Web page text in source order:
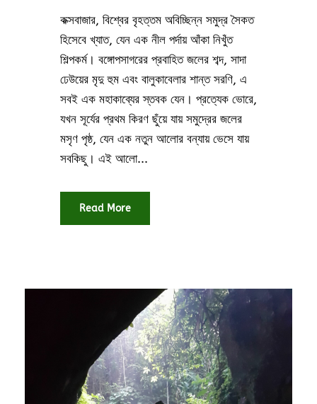
কক্সবাজার, বিশ্বের বৃহত্তম অবিচ্ছিন্ন সমুদ্র সৈকত
হিসেবে খ্যাত, যেন এক নীল পর্দায় আঁকা নিখুঁত
শিল্পকর্ম। বঙ্গোপসাগরের প্রবাহিত জলের শব্দ, সাদা
ঢেউয়ের মৃদু হুম এবং বালুকাবেলার শান্ত সরণি, এ
সবই এক মহাকাব্যের স্তবক যেন। প্রত্যেক ভোরে,
যখন সূর্যের প্রথম কিরণ ছুঁয়ে যায় সমুদ্রের জলের
মসৃণ পৃষ্ঠ, যেন এক নতুন আলোর বন্যায় ভেসে যায়
সবকিছু। এই আলো...
Read More